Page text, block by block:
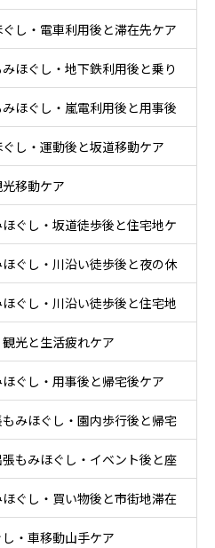
し・電車利用後と滞在先ケア
ほぐし・地下鉄利用後と乗り
ほぐし・嵐電利用後と用事後
し・運動後と坂道移動ケア
移動ケア
ぐし・坂道徒歩後と住宅地ケ
ぐし・川沿い徒歩後と夜の休
ぐし・川沿い徒歩後と住宅地
光と生活疲れケア
ぐし・用事後と帰宅後ケア
みほぐし・園内歩行後と帰宅
もみほぐし・イベント後と座
ぐし・買い物後と市街地滞在
・車移動山手ケア